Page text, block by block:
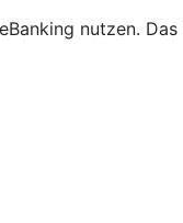
nutzen.